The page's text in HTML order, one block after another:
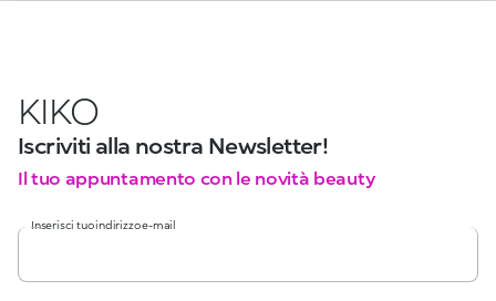
KIKO
Iscriviti alla nostra Newsletter!
Il tuo appuntamento con le novità beauty
Inserisci tuo indirizzo e-mail